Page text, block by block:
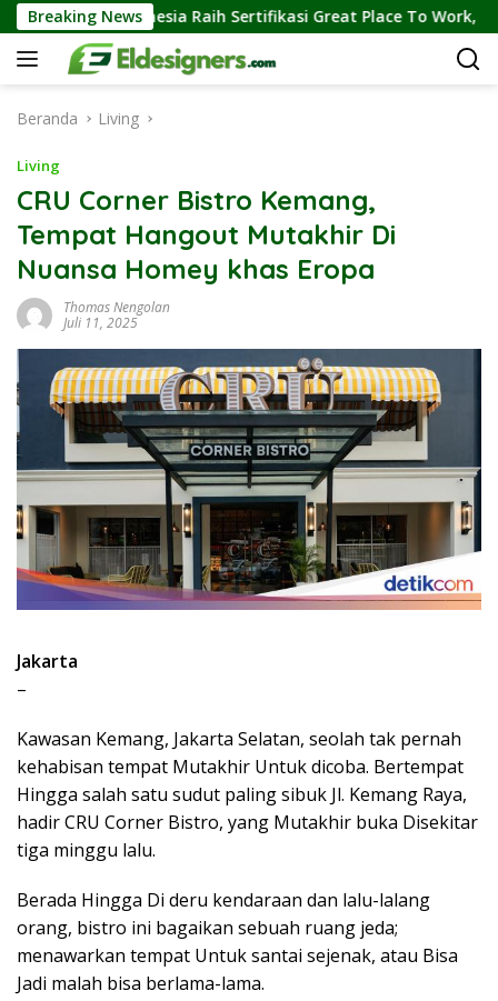
Langsung
ke
konten
Breaking News
Sertifikasi Great Place To Work, Perkuat Kebiasaan Global
Beranda Living
Living
CRU Corner Bistro Kemang,
Tempat Hangout Mutakhir Di
Nuansa Homey khas Eropa
Thomas Nengolan
Juli 11, 2025
Jakarta
–
Kawasan Kemang, Jakarta Selatan, seolah tak pernah
kehabisan tempat Mutakhir Untuk dicoba. Bertempat
Hingga salah satu sudut paling sibuk Jl. Kemang Raya,
hadir CRU Corner Bistro, yang Mutakhir buka Disekitar
tiga minggu lalu.
Berada Hingga Di deru kendaraan dan lalu-lalang
orang, bistro ini bagaikan sebuah ruang jeda;
menawarkan tempat Untuk santai sejenak, atau Bisa
Jadi malah bisa berlama-lama.